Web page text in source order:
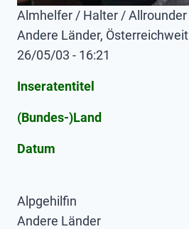
Almhelfer / Halter / Allrounder
Andere Länder, Österreichweit
26/05/03 - 16:21
Inseratentitel
(Bundes-)Land
Datum
Alpgehilfin
Andere Länder